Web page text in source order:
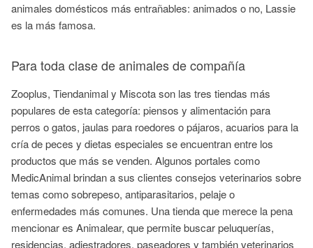
animales domésticos más entrañables: animados o no, Lassie
es la más famosa.
Para toda clase de animales de compañía
Zooplus, Tiendanimal y Miscota son las tres tiendas más
populares de esta categoría: piensos y alimentación para
perros o gatos, jaulas para roedores o pájaros, acuarios para la
cría de peces y dietas especiales se encuentran entre los
productos que más se venden. Algunos portales como
MedicAnimal brindan a sus clientes consejos veterinarios sobre
temas como sobrepeso, antiparasitarios, pelaje o
enfermedades más comunes. Una tienda que merece la pena
mencionar es Animalear, que permite buscar peluquerías,
residencias, adiestradores, paseadores y también veterinarios